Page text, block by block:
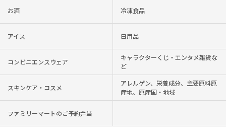
お酒 冷凍食品
アイス 日用品
コンビニエンスウェア
キャラクターくじ・エンタメ雑貨な
ど
スキンケア・コスメ
アレルゲン、栄養成分、主要原料原
産地、原産国・地域
ファミリーマートのご予約弁当